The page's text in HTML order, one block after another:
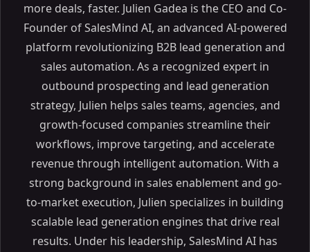
more deals, faster. Julien Gadea is the CEO and Co-
Founder of SalesMind AI, an advanced AI-powered
platform revolutionizing B2B lead generation and
sales automation. As a recognized expert in
outbound prospecting and lead generation
strategy, Julien helps sales teams, agencies, and
growth-focused companies streamline their
workflows, improve targeting, and accelerate
revenue through intelligent automation. With a
strong background in sales enablement and go-
to-market execution, Julien specializes in building
scalable lead generation engines that drive real
results. Under his leadership, SalesMind AI has